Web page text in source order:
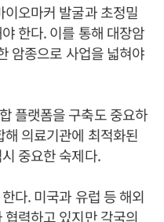
오마커 발굴과 초정밀
한다. 이를 통해 대장암
암종으로 사업을 넓혀야
플랫폼을 구축도 중요하
의료기관에 최적화된
중요한 숙제다.
다. 미국과 유럽 등 해외
력하고 있지만 각국의